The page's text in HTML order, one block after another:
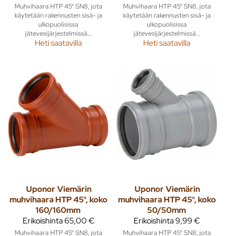
Muhvihaara HTP 45° SN8, jota
käytetään rakennusten sisä- ja
ulkopuolisissa
jätevesijärjestelmissä...
Heti saatavilla
Muhvihaara HTP 45° SN8, jota
käytetään rakennusten sisä- ja
ulkopuolisissa
jätevesijärjestelmissä...
Heti saatavilla
UponorViemärin
muhvihaara HTP 45°, koko
160/160mm
Erikoishinta65,00 €
Muhvihaara HTP 45° SN8, jota
UponorViemärin
muhvihaara HTP 45°, koko
50/50mm
Erikoishinta9,99 €
Muhvihaara HTP 45° SN8, jota